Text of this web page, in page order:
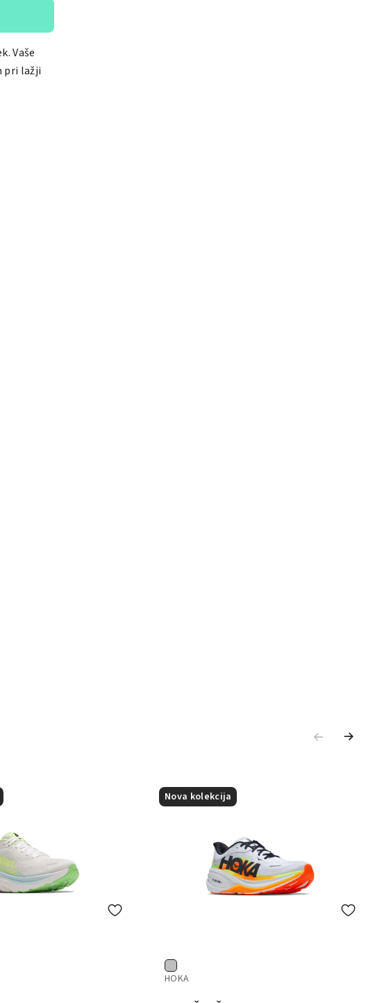
Vaše
pri lažji
Nova kolekcija
HOKA